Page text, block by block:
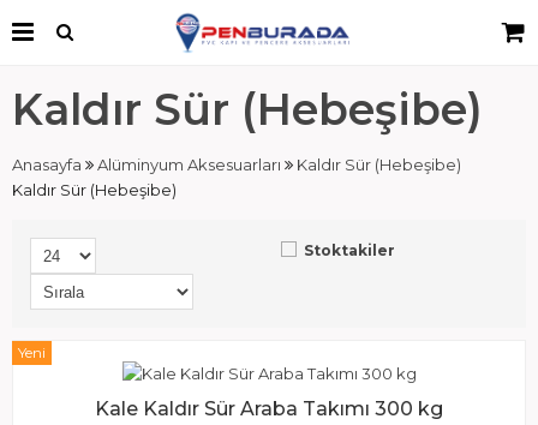
Kaldır Sür (Hebeşibe)
Anasayfa Alüminyum Aksesuarları
Kaldır Sür (Hebeşibe)
Kaldır Sür (Hebeşibe)
Stoktakiler
Kale Kaldır Sür Araba Takımı 300 kg
Yeni